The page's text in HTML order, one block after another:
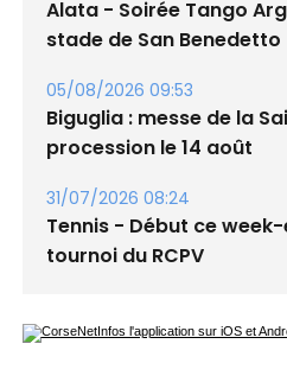
05/08/2026 09:53
procession le 14 août
31/07/2026 08:24
tournoi du RCPV